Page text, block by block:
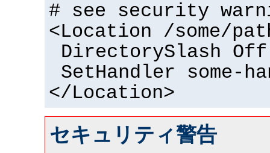
# see security
<Location /some/
DirectorySlash Off
SetHandler some-
</Location>
セキュリティ警告